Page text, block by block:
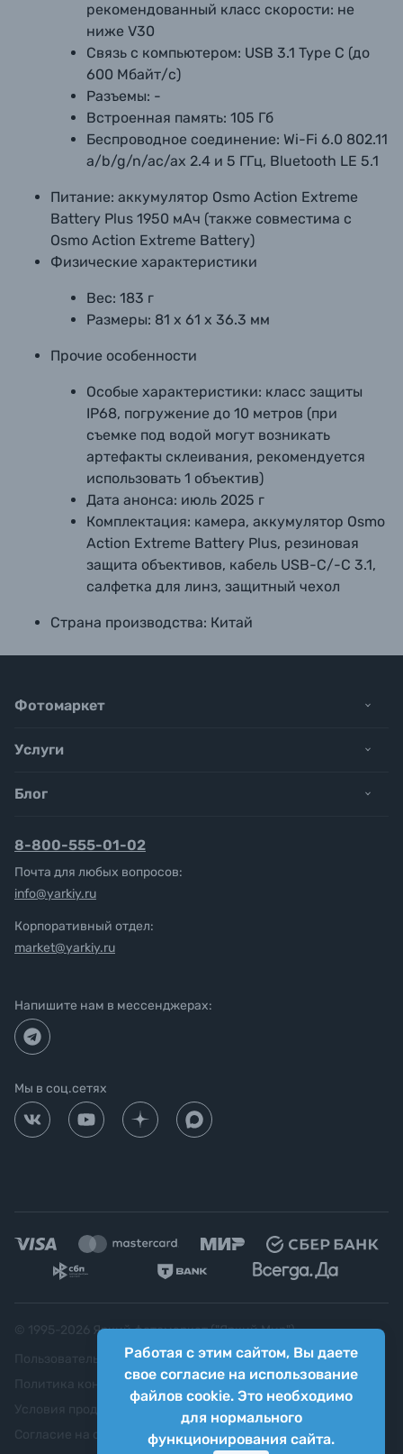
рекомендованный класс скорости: не
ниже V30
Связь с компьютером: USB 3.1 Type C (до
600 Мбайт/с)
Разъемы: -
Встроенная память: 105 Гб
Беспроводное соединение: Wi-Fi 6.0 802.11
a/b/g/n/ac/ax 2.4 и 5 ГГц, Bluetooth LE 5.1
Питание: аккумулятор Osmo Action Extreme
Battery Plus 1950 мАч (также совместима с
Osmo Action Extreme Battery)
Физические характеристики
Вес: 183 г
Размеры: 81 х 61 х 36.3 мм
Прочие особенности
Особые характеристики: класс защиты
IP68, погружение до 10 метров (при
съемке под водой могут возникать
артефакты склеивания, рекомендуется
использовать 1 объектив)
Дата анонса: июль 2025 г
Комплектация: камера, аккумулятор Osmo
Action Extreme Battery Plus, резиновая
защита объективов, кабель USB-C/-C 3.1,
салфетка для линз, защитный чехол
Страна производства: Китай
Работая с этим сайтом, Вы даете
свое согласие на использование
файлов cookie. Это необходимо
для нормального
функционирования сайта.
Фотомаркет
Услуги
Блог
8-800-555-01-02
Почта для любых вопросов:
info@yarkiy.ru
Корпоративный отдел:
market@yarkiy.ru
Напишите нам в мессенджерах:
Мы в соц.сетях
Яркий фотомаркет ("Яркий Мир")
Пользовательское соглашение
Политика конфиденциальности
Согласие на обработку персональных данных